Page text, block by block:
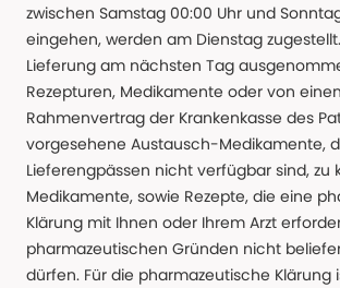
zwischen Samstag 00:00 Uhr und
eingehen, werden am Dienstag
Lieferung am nächsten Tag
Rezepturen, Medikamente oder von
Rahmenvertrag der Krankenkasse des
vorgesehene Austausch-Medikamente,
Lieferengpässen nicht verfügbar sind, zu
Medikamente, sowie Rezepte, die eine
Klärung mit Ihnen oder Ihrem Arzt
pharmazeutischen Gründen nicht
dürfen. Für die pharmazeutische Klärung